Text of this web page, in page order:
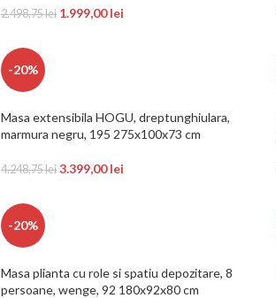
2.498,75lei 1.999,00lei
-20%
Masa extensibila HOGU, dreptunghiulara,
marmura negru, 195 275x100x73 cm
4.248,75lei 3.399,00lei
-20%
Masa plianta cu role si spatiu depozitare, 8
persoane, wenge, 92 180x92x80 cm